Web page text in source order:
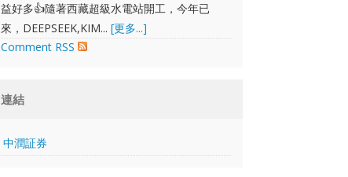
益好多👍隨著西藏超級水電站開工，今年已
來，DEEPSEEK,KIM...[更多...]
Comment RSS
連結
中潤証券